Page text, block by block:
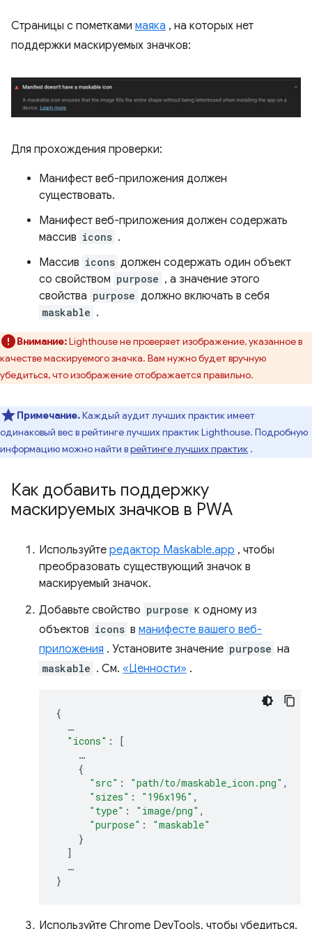
Страницы с пометками маяка , на которых нет
поддержки маскируемых значков:
Для прохождения проверки:
Манифест веб-приложения должен
существовать.
Манифест веб-приложения должен содержать
массив icons .
Массив icons должен содержать один объект
со свойством purpose , а значение этого
свойства purpose должно включать в себя
maskable .
Внимание:Lighthouse не проверяет изображение, указанное в
качестве маскируемого значка. Вам нужно будет вручную
убедиться, что изображение отображается правильно.
Примечание.Каждый аудит лучших практик имеет
одинаковый вес в рейтинге лучших практик Lighthouse. Подробную
информацию можно найти врейтинге лучших практик .
Как добавить поддержку
маскируемых значков в PWA
Используйте редактор Maskable.app , чтобы
преобразовать существующий значок в
маскируемый значок.
Добавьте свойство purpose к одному из
объектов icons в манифесте вашего веб-
приложения . Установите значение purpose на
maskable . См. «Ценности» .
{
…
"icons" :
[
…
{
"src" : "path/to/maskable_icon.png" ,
"sizes" : "196x196" ,
"type" : "image/png" ,
"purpose" :
"maskable"
}
]
…
}
Используйте Chrome DevTools, чтобы убедиться,